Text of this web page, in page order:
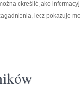
określić jako
lecz pokazuje